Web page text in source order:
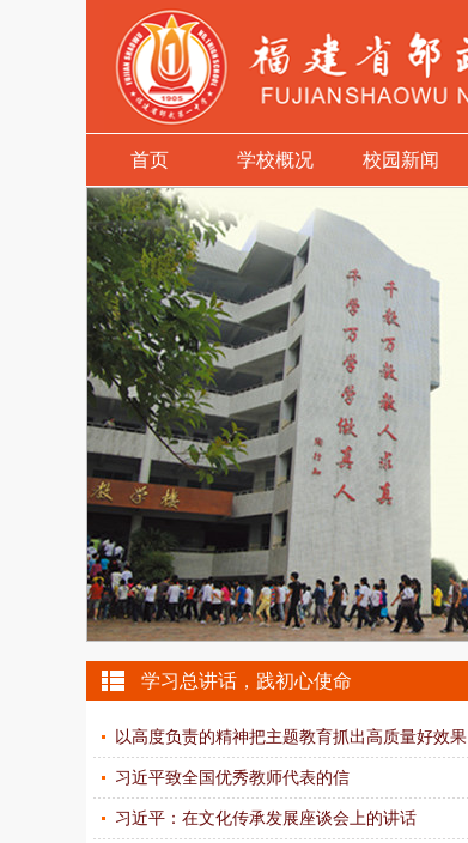
首页 学校概况 校园新闻
学习总讲话，践初心使命
以高度负责的精神把主题教育抓出高质量好效果
习近平致全国优秀教师代表的信
习近平：在文化传承发展座谈会上的讲话